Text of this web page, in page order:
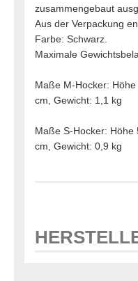
zusammengebaut
Aus der Verpackung
Farbe: Schwarz.
Maximale
Maße M-Hocker:
cm, Gewicht: 1,1 kg
Maße S-Hocker: Höhe
cm, Gewicht: 0,9 kg